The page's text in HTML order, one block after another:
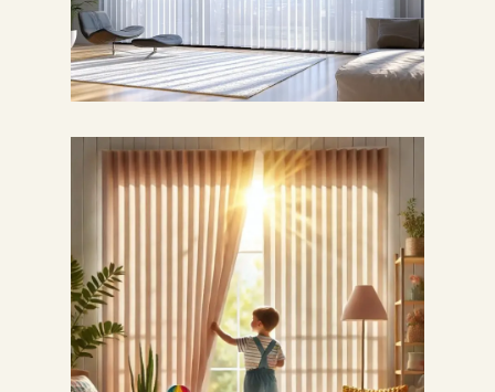
transparentne tkanine
in mehko teksturirane
tkanine vam
omogoča, da
prilagodite nivo
NAROČI
DUNES